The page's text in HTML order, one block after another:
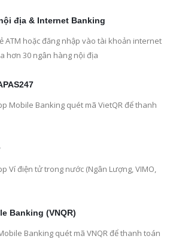
địa & Internet Banking
ATM hoặc đăng nhập vào tài khoản internet
hơn 30 ngân hàng nội địa
Mobile Banking quét mã VietQR để thanh
Ví điện tử trong nước (Ngân Lượng, VIMO,
Banking (VNQR)
Banking quét mã VNQR để thanh toán